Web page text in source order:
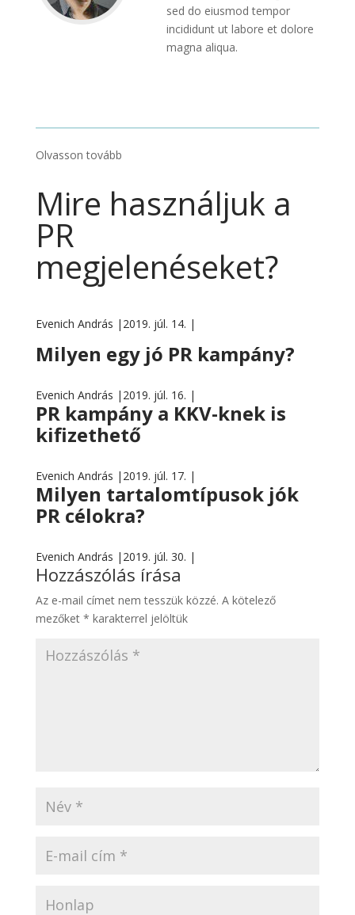
sed do eiusmod tempor
incididunt ut labore et dolore
magna aliqua.
Olvasson tovább
Mire használjuk a
PR
megjelenéseket?
Evenich András | 2019. júl. 14. |
Milyen egy jó PR kampány?
Evenich András | 2019. júl. 16. |
PR kampány a KKV-knek is
kifizethető
Evenich András | 2019. júl. 17. |
Milyen tartalomtípusok jók
PR célokra?
Evenich András | 2019. júl. 30. |
Hozzászólás írása
Az e-mail címet nem tesszük közzé. A kötelező
mezőket * karakterrel jelöltük